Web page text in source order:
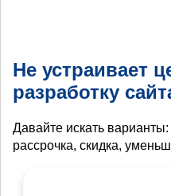
Не устраивает
разработку
Давайте искать варианты:
рассрочка, скидка,